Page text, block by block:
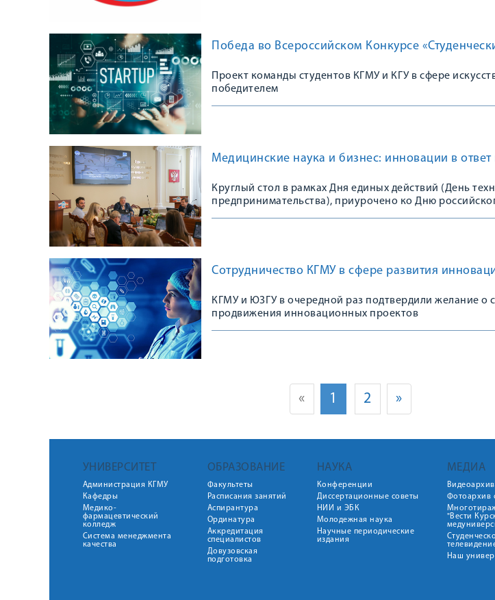
Победа во Всероссийском Конкурсе
Проект команды студентов КГМУ и КГУ в сфере
победителем
Медицинские наука и бизнес: инновации в
Круглый стол в рамках Дня единых действий (День
предпринимательства), приурочено ко Дню
Сотрудничество КГМУ в сфере развития
КГМУ и ЮЗГУ в очередной раз подтвердили желание о
продвижения инновационных проектов
« 1 2 »
УНИВЕРСИТЕТ
Администрация КГМУ
Кафедры
Медико-
фармацевтический
колледж
Система менеджмента
качества
ОБРАЗОВАНИЕ
Факультеты
Расписания занятий
Аспирантура
Ординатура
Аккредитация
специалистов
Довузовская
подготовка
НАУКА
Конференции
Диссертационные советы
НИИ и ЭБК
Молодежная наука
Научные периодические
издания
МЕДИА
Фотоархив
"Вести
Наш